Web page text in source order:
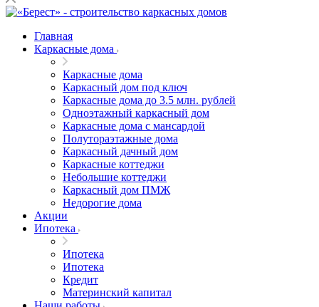
Главная
Каркасные дома
Каркасные дома
Каркасный дом под ключ
Каркасные дома до 3.5 млн. рублей
Одноэтажный каркасный дом
Каркасные дома с мансардой
Полутораэтажные дома
Каркасный дачный дом
Каркасные коттеджи
Небольшие коттеджи
Каркасный дом ПМЖ
Недорогие дома
Акции
Ипотека
Ипотека
Ипотека
Кредит
Материнский капитал